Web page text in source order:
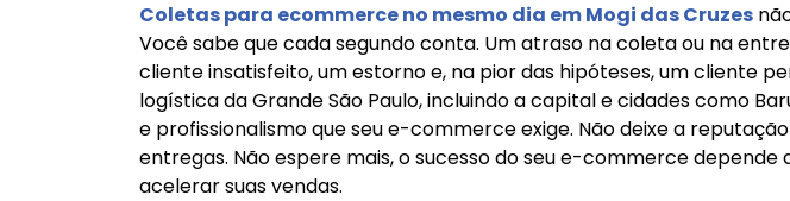
Coletas para ecommerce no mesmo dia em Mogi das Cruzes
Você sabe que cada segundo conta. Um atraso na coleta ou na
cliente insatisfeito, um estorno e, na pior das hipóteses, um cliente
logística da Grande São Paulo, incluindo a capital e cidades como
e profissionalismo que seu e-commerce exige. Não deixe a
entregas. Não espere mais, o sucesso do seu e-commerce
acelerar suas vendas.